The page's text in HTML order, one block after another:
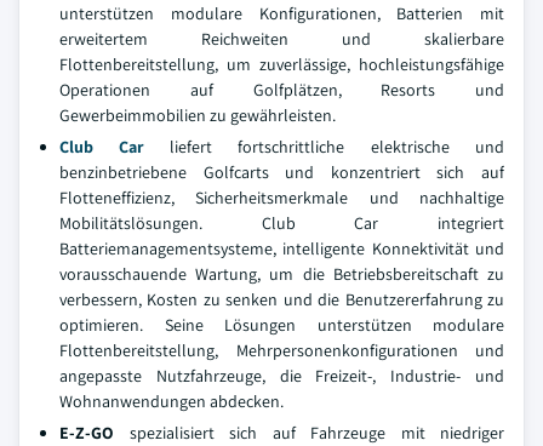
unterstützen modulare Konfigurationen, Batterien mit
erweitertem Reichweiten und skalierbare
Flottenbereitstellung, um zuverlässige, hochleistungsfähige
Operationen auf Golfplätzen, Resorts und
Gewerbeimmobilien zu gewährleisten.
Club Carliefert fortschrittliche elektrische und
benzinbetriebene Golfcarts und konzentriert sich auf
Flotteneffizienz, Sicherheitsmerkmale und nachhaltige
Mobilitätslösungen. Club Car integriert
Batteriemanagementsysteme, intelligente Konnektivität und
vorausschauende Wartung, um die Betriebsbereitschaft zu
verbessern, Kosten zu senken und die Benutzererfahrung zu
optimieren. Seine Lösungen unterstützen modulare
Flottenbereitstellung, Mehrpersonenkonfigurationen und
angepasste Nutzfahrzeuge, die Freizeit-, Industrie- und
Wohnanwendungen abdecken.
E-Z-GO spezialisiert sich auf Fahrzeuge mit niedriger